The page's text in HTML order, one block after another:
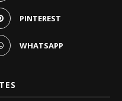
PINTEREST
WHATSAPP